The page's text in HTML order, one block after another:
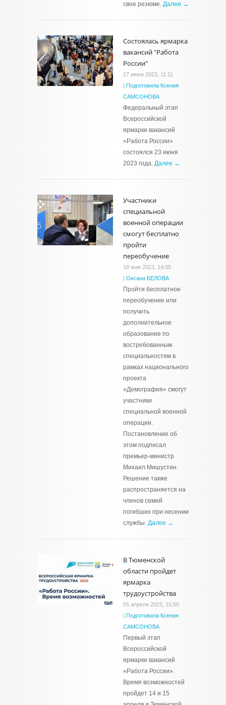
свое резюме. Далее →
Состоялась ярмарка
вакансий "Работа
России"
27 июня 2023, 11:11
| Подготовила Ксения
САМСОНОВА
Федеральный этап
Всероссийской
ярмарки вакансий
«Работа России»
состоялся 23 июня
2023 года. Далее →
Участники
специальной
военной операции
смогут бесплатно
пройти
переобучение
18 мая 2023, 14:05
| Оксана БЕЛОВА
Пройти бесплатное
переобучение или
получить
дополнительное
образование по
востребованным
специальностям в
рамках национального
проекта
«Демография» смогут
участники
специальной военной
операции.
Постановление об
этом подписал
премьер-министр
Михаил Мишустин.
Решение также
распространяется на
членов семей
погибших при несении
службы. Далее →
В Тюменской
области пройдет
ярмарка
трудоустройства
05 апреля 2023, 15:50
| Подготовила Ксения
САМСОНОВА
Первый этап
Всероссийской
ярмарки вакансий
«Работа России».
Время возможностей
пройдет 14 и 15